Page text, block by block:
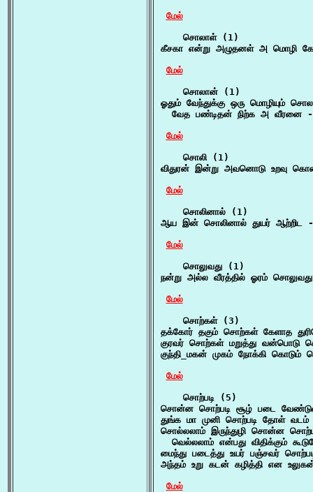
மேல்
    சொலாள் (1)
கீசகா என்று அழுதனள் அ மொழி
மேல்
    சொலான் (1)
ஓதும் வேந்துக்கு ஒரு மொழியும்
வேத பண்டிதன் நிற்க அ வீரனை -
மேல்
    சொலி (1)
விதுரன் இன்று அவனொடு உறவு
மேல்
    சொலினால் (1)
ஆய இன் சொலினால் துயர் ஆற்றிட -
மேல்
    சொலுவது (1)
நன்று அல்ல வீரத்தில் ஓரம்
மேல்
    சொற்கள் (3)
தக்கோர் தகும் சொற்கள் கேளாத
குரவர் சொற்கள் மறுத்து
குந்தி_மகன் முகம் நோக்கி
மேல்
    சொற்படி (5)
சொன்ன சொற்படி சூழ் படை
துங்க மா முனி சொற்படி தோள் வடம்
சொல்லலாம் இருந்துழி சொன்ன
வெல்லலாம் என்பது விதிக்கும்
மைந்து படைத்து உயர் பஞ்சவர்
அந்தம் உறு கடன் கழித்தி என
மேல்